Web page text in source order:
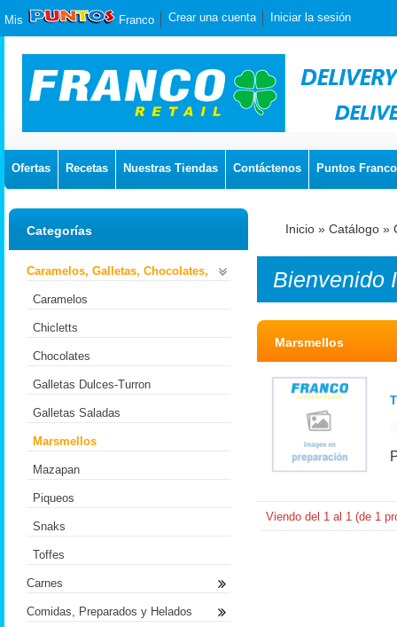
Mis Franco Crear una cuenta Iniciar la sesión
Ofertas Recetas Nuestras Tiendas Contáctenos Puntos Franco
Inicio » Catálogo »
Bienvenido
Marsmellos
Viendo del 1 al 1 (de 1
Categorías
Caramelos, Galletas, Chocolates,
Caramelos
Chicletts
Chocolates
Galletas Dulces-Turron
Galletas Saladas
Marsmellos
Mazapan
Piqueos
Snaks
Toffes
Carnes
Comidas, Preparados y Helados